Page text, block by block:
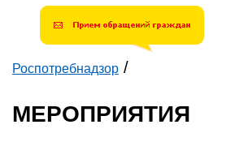
Роспотребнадзор /
МЕРОПРИЯТИЯ